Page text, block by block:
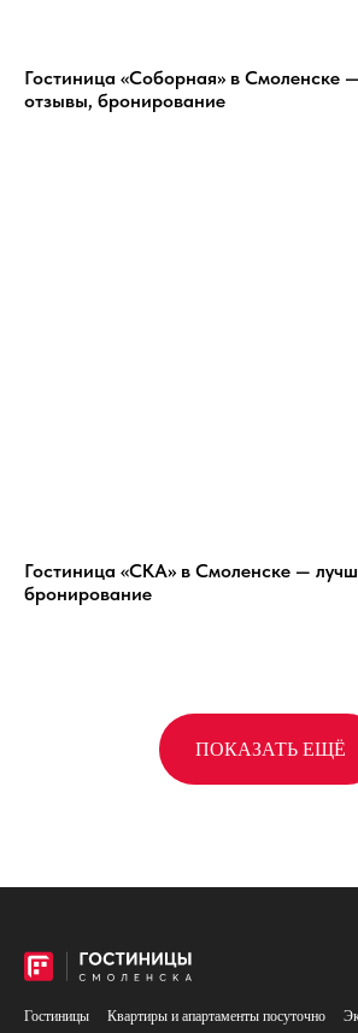
Гостиница «Соборная» в Смоленске
отзывы, бронирование
Гостиница «СКА» в Смоленске —
бронирование
ПОКАЗАТЬ ЕЩЁ
Гостиницы Квартиры и апартаменты посуточно